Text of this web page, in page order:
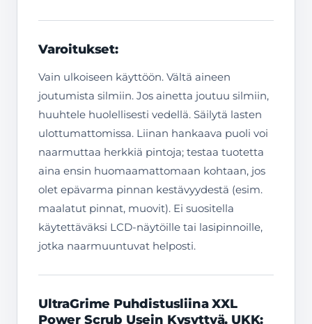
Varoitukset:
Vain ulkoiseen käyttöön. Vältä aineen
joutumista silmiin. Jos ainetta joutuu silmiin,
huuhtele huolellisesti vedellä. Säilytä lasten
ulottumattomissa. Liinan hankaava puoli voi
naarmuttaa herkkiä pintoja; testaa tuotetta
aina ensin huomaamattomaan kohtaan, jos
olet epävarma pinnan kestävyydestä (esim.
maalatut pinnat, muovit). Ei suositella
käytettäväksi LCD-näytöille tai lasipinnoille,
jotka naarmuuntuvat helposti.
UltraGrime Puhdistusliina XXL
Power Scrub Usein Kysyttyä, UKK: